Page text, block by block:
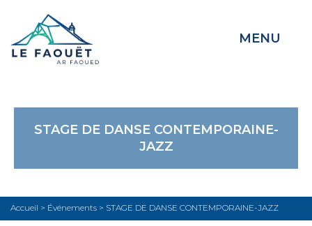
MENU
STAGE DE DANSE CONTEMPORAINE-
JAZZ
Accueil > Événements > STAGE DE DANSE CONTEMPORAINE-JAZZ